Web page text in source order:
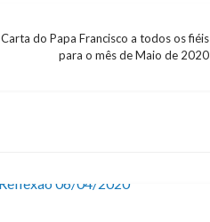
Carta do Papa Francisco a todos os fiéis
para o mês de Maio de 2020